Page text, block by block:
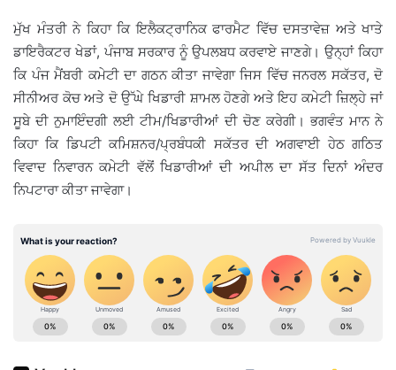
ਮੁੱਖ ਮੰਤਰੀ ਨੇ ਕਿਹਾ ਕਿ ਇਲੈਕਟ੍ਰਾਨਿਕ ਫਾਰਮੈਟ ਵਿੱਚ ਦਸਤਾਵੇਜ਼ ਅਤੇ ਖਾਤੇ
ਡਾਇਰੈਕਟਰ ਖੇਡਾਂ, ਪੰਜਾਬ ਸਰਕਾਰ ਨੂੰ ਉਪਲਬਧ ਕਰਵਾਏ ਜਾਣਗੇ। ਉਨ੍ਹਾਂ ਕਿਹਾ
ਕਿ ਪੰਜ ਮੈਂਬਰੀ ਕਮੇਟੀ ਦਾ ਗਠਨ ਕੀਤਾ ਜਾਵੇਗਾ ਜਿਸ ਵਿੱਚ ਜਨਰਲ ਸਕੱਤਰ, ਦੋ
ਸੀਨੀਅਰ ਕੋਚ ਅਤੇ ਦੋ ਉੱਘੇ ਖਿਡਾਰੀ ਸ਼ਾਮਲ ਹੋਣਗੇ ਅਤੇ ਇਹ ਕਮੇਟੀ ਜ਼ਿਲ੍ਹੇ ਜਾਂ
ਸੂਬੇ ਦੀ ਨੁਮਾਇੰਦਗੀ ਲਈ ਟੀਮ/ਖਿਡਾਰੀਆਂ ਦੀ ਚੋਣ ਕਰੇਗੀ। ਭਗਵੰਤ ਮਾਨ ਨੇ
ਕਿਹਾ ਕਿ ਡਿਪਟੀ ਕਮਿਸ਼ਨਰ/ਪ੍ਰਬੰਧਕੀ ਸਕੱਤਰ ਦੀ ਅਗਵਾਈ ਹੇਠ ਗਠਿਤ
ਵਿਵਾਦ ਨਿਵਾਰਨ ਕਮੇਟੀ ਵੱਲੋਂ ਖਿਡਾਰੀਆਂ ਦੀ ਅਪੀਲ ਦਾ ਸੱਤ ਦਿਨਾਂ ਅੰਦਰ
ਨਿਪਟਾਰਾ ਕੀਤਾ ਜਾਵੇਗਾ।